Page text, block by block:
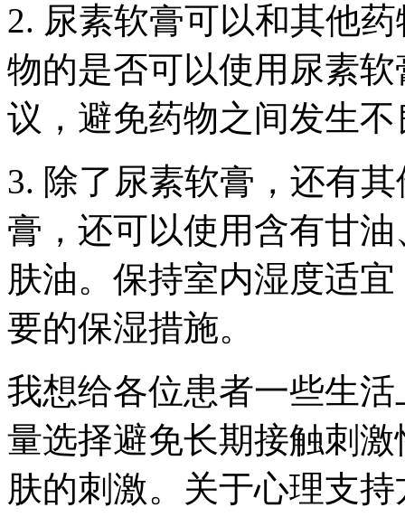
2. 尿素软膏可以和其他
物的是否可以使用尿素
议，避免药物之间发生
3. 除了尿素软膏，还有
膏，还可以使用含有甘
肤油。保持室内湿度适
要的保湿措施。
我想给各位患者一些生
量选择避免长期接触刺
肤的刺激。关于心理支